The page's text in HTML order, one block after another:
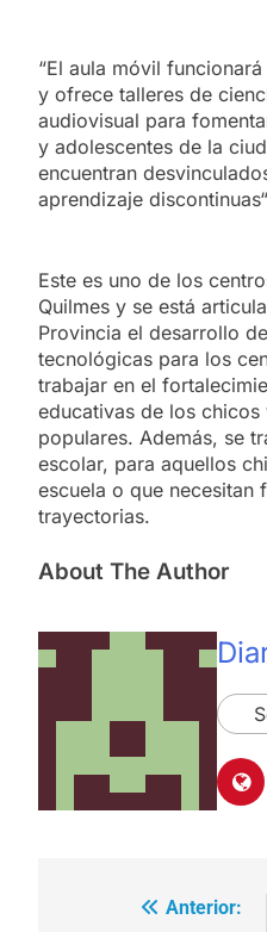
“El aula móvil
y ofrece talleres de
audiovisual para
y adolescentes de la
encuentran
aprendizaje
Este es uno de los
Quilmes y se está
Provincia el desarrollo
tecnológicas para los
trabajar en el
educativas de los
populares. Además, se
escolar, para aquellos
escuela o que necesitan
trayectorias.
About The Author
Navegación
Anterior: